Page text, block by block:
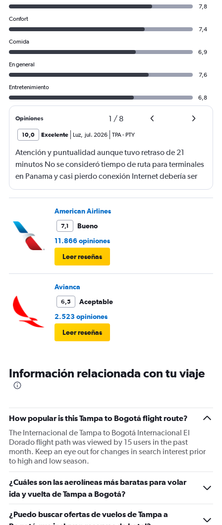
7,8
Confort
7,4
Comida
6,9
En general
7,6
Entretenimiento
6,8
Opiniones 1 / 8
10,0 Excelente Luz, jul. 2026 TPA- PTY
Atención y puntualidad aunque tuvo retraso de 21
minutos No se consideró tiempo de ruta para terminales
en Panama y casi pierdo conexión Internet debería ser
gratis
American Airlines
7,1
Bueno
11.866 opiniones
Leer reseñas
Avianca
6,5
Aceptable
2.523 opiniones
Leer reseñas
Información relacionada con tu viaje
How popular is this Tampa to Bogotá flight route?
The Internacional de Tampa to Bogotá Internacional El
Dorado flight path was viewed by 15 users in the past
month. Keep an eye out for changes in search interest prior
to high and low season.
¿Cuáles son las aerolíneas más baratas para volar
ida y vuelta de Tampa a Bogotá?
¿Puedo buscar ofertas de vuelos de Tampa a